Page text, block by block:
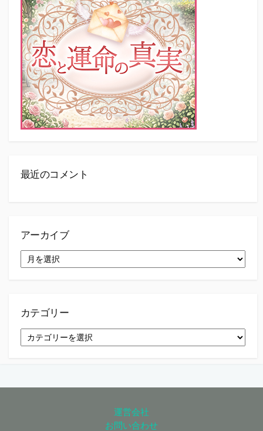
最近のコメント
アーカイブ
ー
カテゴリー
テ
運営会社
お問い合わせ